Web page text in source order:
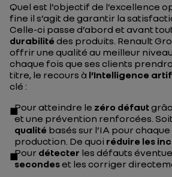
Quel est l’objectif de l’excellence
fine il s’agit de garantir la
Celle-ci passe d’abord et avant
durabilité des produits. Renault
offrir une qualité au meilleur
chaque fois que ses clients
titre, le recours à l’Intelligence
clé :
Pour atteindre le zéro défaut
et une prévention renforcées.
qualité basés sur l’IA pour
production. De quoi réduire les
Pour détecter les défauts
secondeset les corriger